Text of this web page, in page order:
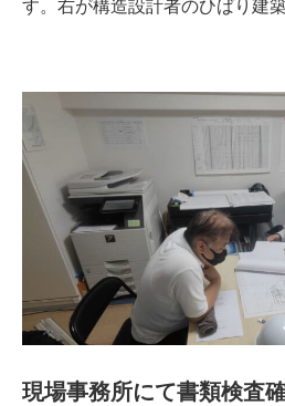
す。右が構造設計者のひばり建
現場事務所にて書類検査